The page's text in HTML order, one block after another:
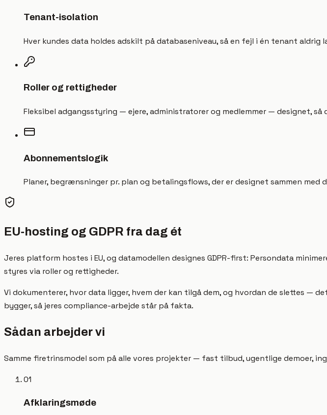
Tenant-isolation
Hver kundes data holdes adskilt på databaseniveau, så en fejl i én tenant aldrig
Roller og rettigheder
Fleksibel adgangsstyring — ejere, administratorer og medlemmer — designet, så
Abonnementslogik
Planer, begrænsninger pr. plan og betalingsflows, der er designet sammen
EU-hosting og GDPR fra dag ét
Jeres platform hostes i EU, og datamodellen designes GDPR-first: Persondata
styres via roller og rettigheder.
Vi dokumenterer, hvor data ligger, hvem der kan tilgå dem, og hvordan de slettes —
bygger, så jeres compliance-arbejde står på fakta.
Sådan arbejder vi
Samme firetrinsmodel som på alle vores projekter — fast tilbud, ugentlige demoer,
01
Afklaringsmøde